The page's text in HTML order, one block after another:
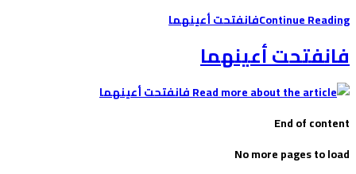
Continue Readingفانفتحت أعينهما
فانفتحت أعينهما
End of content
No more pages to load